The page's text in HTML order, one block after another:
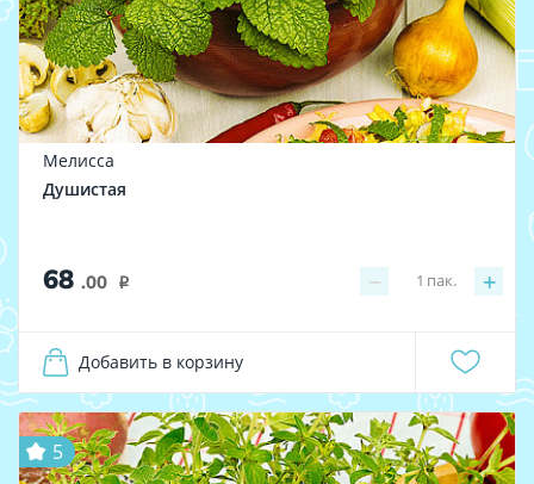
Мелисса
Душистая
68 .00 i − +
1 пак.
Добавить в корзину
5